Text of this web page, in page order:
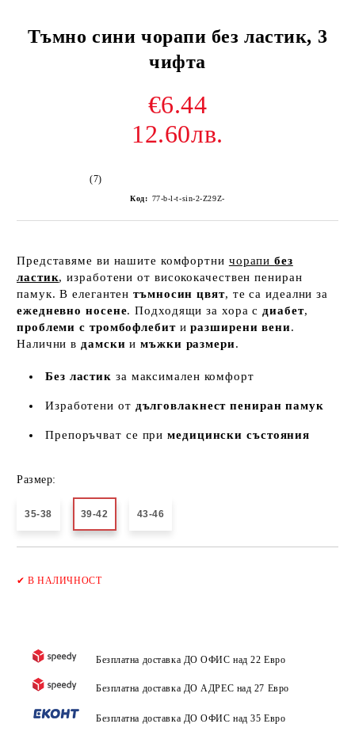
Тъмно сини чорапи без ластик, 3
чифта
€6.44
12.60лв.
(7)
Код: 77-b-l-t-sin-2-Z29Z-
Представяме ви нашите комфортни чорапибез
ластик, изработени от висококачествен пениран
памук. В елегантентъмносин цвят, те са идеални за
ежедневно носене. Подходящи за хора сдиабет,
проблеми с тромбофлебитиразширени вени.
Налични вдамски имъжки размери.
Без ластик за максимален комфорт
Изработени от дълговлакнест пениран памук
Препоръчват се примедицински състояния
Размер:
35-38 39-42 43-46
✔В НАЛИЧНОСТ
Безплатна доставка ДО ОФИС над 22 Евро
Безплатна доставка ДО АДРЕС над 27 Евро
Безплатна доставка ДО ОФИС над 35 Евро